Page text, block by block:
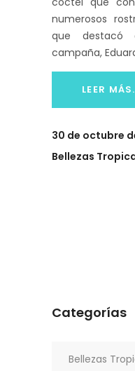
numerosos
que destacó
campaña,
LEER
30 de octubre
Bellezas
Categorías